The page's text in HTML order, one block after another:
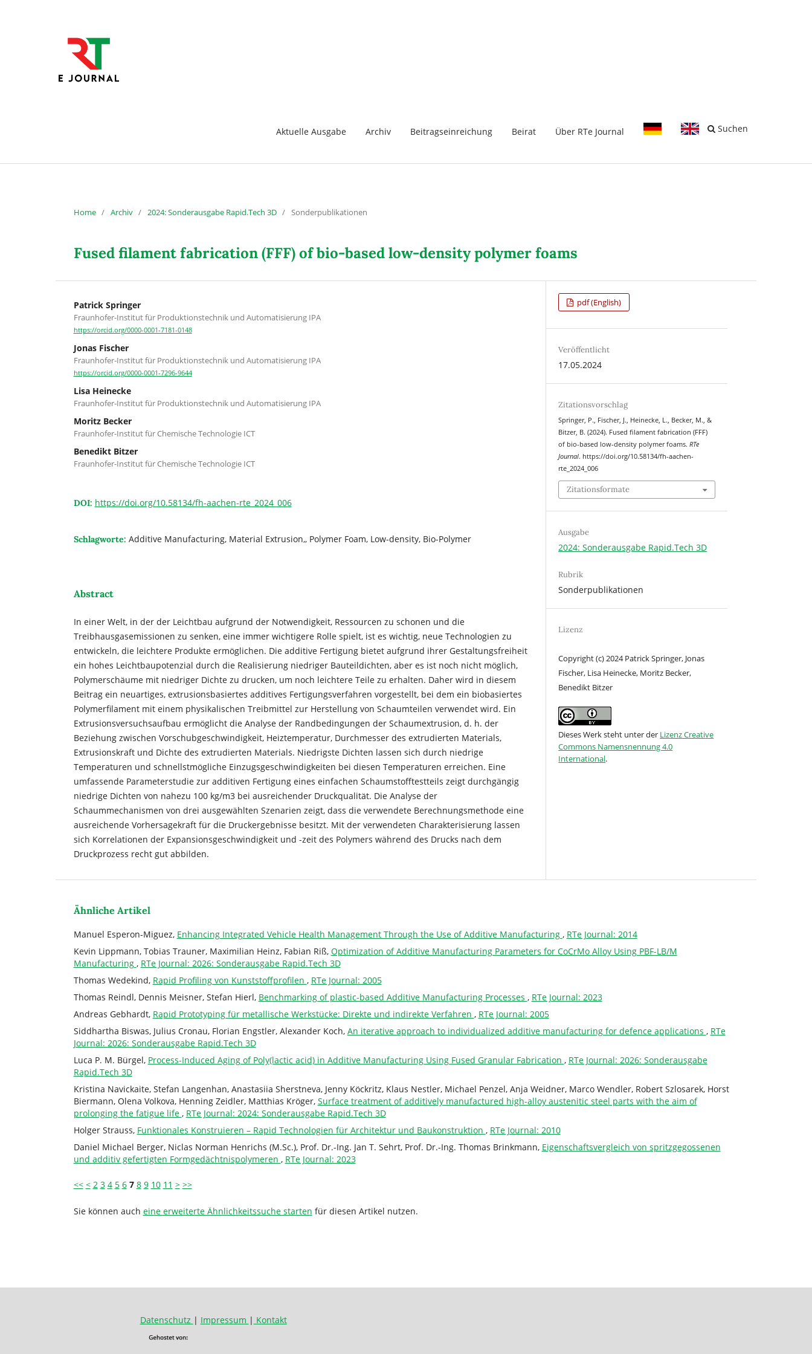
Aktuelle Ausgabe Archiv Beitragseinreichung Beirat Über RTe Journal Suchen
Home / Archiv / 2024: Sonderausgabe Rapid.Tech 3D / Sonderpublikationen
Fused filament fabrication (FFF) of bio-based low-density polymer foams
Patrick Springer
Fraunhofer-Institut für Produktionstechnik und Automatisierung IPA
https://orcid.org/0000-0001-7181-0148
Jonas Fischer
Fraunhofer-Institut für Produktionstechnik und Automatisierung IPA
https://orcid.org/0000-0001-7296-9644
Lisa Heinecke
Fraunhofer-Institut für Produktionstechnik und Automatisierung IPA
Moritz Becker
Fraunhofer-Institut für Chemische Technologie ICT
Benedikt Bitzer
Fraunhofer-Institut für Chemische Technologie ICT
DOI: https://doi.org/10.58134/fh-aachen-rte_2024_006
Schlagworte: Additive Manufacturing, Material Extrusion,, Polymer Foam, Low-density, Bio-Polymer
Abstract
In einer Welt, in der der Leichtbau aufgrund der Notwendigkeit, Ressourcen zu schonen und die
Treibhausgasemissionen zu senken, eine immer wichtigere Rolle spielt, ist es wichtig, neue Technologien zu
entwickeln, die leichtere Produkte ermöglichen. Die additive Fertigung bietet aufgrund ihrer Gestaltungsfreiheit
ein hohes Leichtbaupotenzial durch die Realisierung niedriger Bauteildichten, aber es ist noch nicht möglich,
Polymerschäume mit niedriger Dichte zu drucken, um noch leichtere Teile zu erhalten. Daher wird in diesem
Beitrag ein neuartiges, extrusionsbasiertes additives Fertigungsverfahren vorgestellt, bei dem ein biobasiertes
Polymerfilament mit einem physikalischen Treibmittel zur Herstellung von Schaumteilen verwendet wird. Ein
Extrusionsversuchsaufbau ermöglicht die Analyse der Randbedingungen der Schaumextrusion, d. h. der
Beziehung zwischen Vorschubgeschwindigkeit, Heiztemperatur, Durchmesser des extrudierten Materials,
Extrusionskraft und Dichte des extrudierten Materials. Niedrigste Dichten lassen sich durch niedrige
Temperaturen und schnellstmögliche Einzugsgeschwindigkeiten bei diesen Temperaturen erreichen. Eine
umfassende Parameterstudie zur additiven Fertigung eines einfachen Schaumstofftestteils zeigt durchgängig
niedrige Dichten von nahezu 100 kg/m3 bei ausreichender Druckqualität. Die Analyse der
Schaummechanismen von drei ausgewählten Szenarien zeigt, dass die verwendete Berechnungsmethode eine
ausreichende Vorhersagekraft für die Druckergebnisse besitzt. Mit der verwendeten Charakterisierung lassen
sich Korrelationen der Expansionsgeschwindigkeit und -zeit des Polymers während des Drucks nach dem
Druckprozess recht gut abbilden.
pdf (English)
Veröffentlicht
17.05.2024
Zitationsvorschlag
Springer, P., Fischer, J., Heinecke, L., Becker, M., &
Bitzer, B. (2024). Fused filament fabrication (FFF)
of bio-based low-density polymer foams.RTe
Journal. https://doi.org/10.58134/fh-aachen-
rte_2024_006
Zitationsformate
Ausgabe
2024: Sonderausgabe Rapid.Tech 3D
Rubrik
Sonderpublikationen
Lizenz
Copyright (c) 2024 Patrick Springer, Jonas
Fischer, Lisa Heinecke, Moritz Becker,
Benedikt Bitzer
Dieses Werk steht unter der Lizenz Creative
Commons Namensnennung 4.0
International.
Ähnliche Artikel
Manuel Esperon-Miguez, Enhancing Integrated Vehicle Health Management Through the Use of Additive Manufacturing , RTe Journal: 2014
Kevin Lippmann, Tobias Trauner, Maximilian Heinz, Fabian Riß, Optimization of Additive Manufacturing Parameters for CoCrMo Alloy Using PBF-LB/M
Manufacturing , RTe Journal: 2026: Sonderausgabe Rapid.Tech 3D
Thomas Wedekind, Rapid Profiling von Kunststoffprofilen , RTe Journal: 2005
Thomas Reindl, Dennis Meisner, Stefan Hierl, Benchmarking of plastic-based Additive Manufacturing Processes , RTe Journal: 2023
Andreas Gebhardt, Rapid Prototyping für metallische Werkstücke: Direkte und indirekte Verfahren , RTe Journal: 2005
Siddhartha Biswas, Julius Cronau, Florian Engstler, Alexander Koch, An iterative approach to individualized additive manufacturing for defence applications , RTe
Journal: 2026: Sonderausgabe Rapid.Tech 3D
Luca P. M. Bürgel, Process-Induced Aging of Poly(lactic acid) in Additive Manufacturing Using Fused Granular Fabrication , RTe Journal: 2026: Sonderausgabe
Rapid.Tech 3D
Kristina Navickaite, Stefan Langenhan, Anastasiia Sherstneva, Jenny Köckritz, Klaus Nestler, Michael Penzel, Anja Weidner, Marco Wendler, Robert Szlosarek, Horst
Biermann, Olena Volkova, Henning Zeidler, Matthias Kröger, Surface treatment of additively manufactured high-alloy austenitic steel parts with the aim of
prolonging the fatigue life , RTe Journal: 2024: Sonderausgabe Rapid.Tech 3D
Holger Strauss, Funktionales Konstruieren – Rapid Technologien für Architektur und Baukonstruktion , RTe Journal: 2010
Daniel Michael Berger, Niclas Norman Henrichs (M.Sc.), Prof. Dr.-Ing. Jan T. Sehrt, Prof. Dr.-Ing. Thomas Brinkmann, Eigenschaftsvergleich von spritzgegossenen
und additiv gefertigten Formgedächtnispolymeren , RTe Journal: 2023
<< < 2 3 4 5 6 7 8 9 10 11 > >>
Sie können auch eine erweiterte Ähnlichkeitssuche starten für diesen Artikel nutzen.
Datenschutz | Impressum | Kontakt